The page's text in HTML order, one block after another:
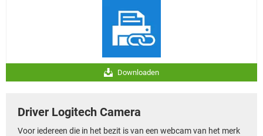
Downloaden
Driver Logitech Camera
Voor iedereen die in het bezit is van een webcam van het merk